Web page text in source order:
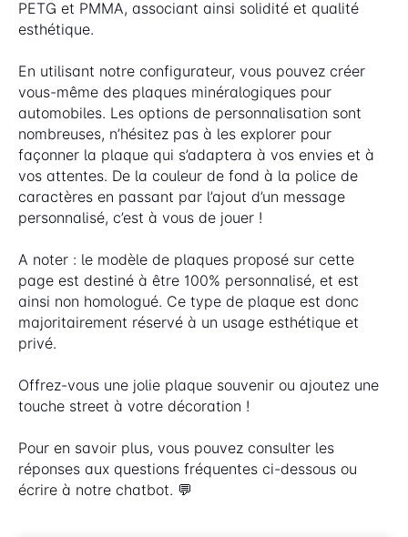
PETG et PMMA, associant ainsi solidité et qualité
esthétique.
En utilisant notre configurateur, vous pouvez créer
vous-même des plaques minéralogiques pour
automobiles. Les options de personnalisation sont
nombreuses, n’hésitez pas à les explorer pour
façonner la plaque qui s’adaptera à vos envies et à
vos attentes. De la couleur de fond à la police de
caractères en passant par l’ajout d’un message
personnalisé, c’est à vous de jouer !
A noter : le modèle de plaques proposé sur cette
page est destiné à être 100% personnalisé, et est
ainsi non homologué. Ce type de plaque est donc
majoritairement réservé à un usage esthétique et
privé.
Offrez-vous une jolie plaque souvenir ou ajoutez une
touche street à votre décoration !
Pour en savoir plus, vous pouvez consulter les
réponses aux questions fréquentes ci-dessous ou
écrire à notre chatbot. 💬